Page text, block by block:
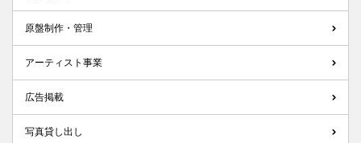
原盤制作・管理
アーティスト事業
広告掲載
写真貸し出し